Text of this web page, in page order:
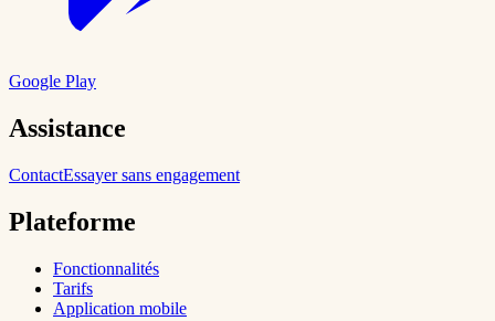
Google Play
Assistance
ContactEssayer sans engagement
Plateforme
Fonctionnalités
Tarifs
Application mobile